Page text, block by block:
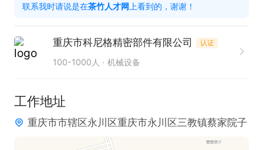
6、上级财务机关检查工作时，要负责提供资料和反
7、每月书面向经理汇报财务情况，当好经理参谋，
发挥财务监督作用。
存档。当年会计档案由会计人员保管，往年会计档案
由学校档案室保管。
9、协助出纳作好工资、奖金的发放工作。
联系我时请说是在茶竹人才网 上看到的，谢谢！
重庆市科尼格精密部件有限公司 认证
100-1000人 机械设备
工作地址
重庆市市辖区永川区重庆市永川区三教镇蔡家院子